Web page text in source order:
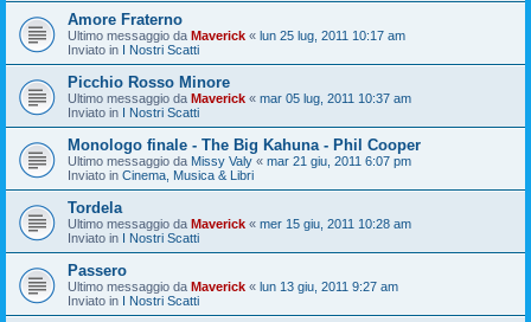
Amore Fraterno
Ultimo messaggio da Maverick « lun 25 lug, 2011 10:17 am
Inviato in I Nostri Scatti
Picchio Rosso Minore
Ultimo messaggio da Maverick « mar 05 lug, 2011 10:37 am
Inviato in I Nostri Scatti
Monologo finale - The Big Kahuna - Phil Cooper
Ultimo messaggio da Missy Valy « mar 21 giu, 2011 6:07 pm
Inviato in Cinema, Musica & Libri
Tordela
Ultimo messaggio da Maverick « mer 15 giu, 2011 10:28 am
Inviato in I Nostri Scatti
Passero
Ultimo messaggio da Maverick « lun 13 giu, 2011 9:27 am
Inviato in I Nostri Scatti